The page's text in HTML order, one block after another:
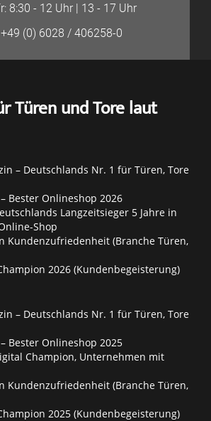
8:30 - 12 Uhr | 13 - 17 Uhr
+49 (0) 6028 / 406258-0
Türen und Tore laut
– Deutschlands Nr. 1 für Türen, Tore
Bester Onlineshop 2026
Langzeitsieger 5 Jahre in
Shop
Kundenzufriedenheit (Branche Türen,
2026 (Kundenbegeisterung)
– Deutschlands Nr. 1 für Türen, Tore
Bester Onlineshop 2025
Champion, Unternehmen mit
Kundenzufriedenheit (Branche Türen,
2025 (Kundenbegeisterung)